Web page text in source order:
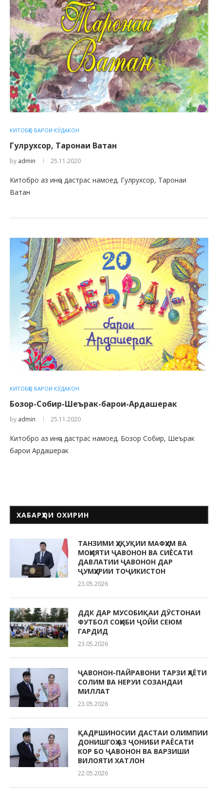
КИТОБҲО БАРОИ КӮДАКОН
Гулрухсор, Таронаи Ватан
by admin 25.11.2020
Китобро аз инҷо дастрас намоед. Гулрухсор, Таронаи
Ватан
КИТОБҲО БАРОИ КӮДАКОН
Бозор-Собир-Шеърак-барои-Ардашерак
by admin 25.11.2020
Китобро аз инҷо дастрас намоед. Бозор Собир, Шеърак
барои Ардашерак
ХАБАРҲОИ ОХИРИН
ТАНЗИМИ ҲУҚУҚИИ МАФҲУМ ВА
МОҲИЯТИ ҶАВОНОН ВА СИЁСАТИ
ДАВЛАТИИ ҶАВОНОН ДАР
ҶУМҲУРИИ ТОҶИКИСТОН
23.05.2026
ДДК ДАР МУСОБИҚАИ ДӮСТОНАИ
ФУТБОЛ СОҲИБИ ҶОЙИ СЕЮМ
ГАРДИД
23.05.2026
ҶАВОНОН-ПАЙРАВОНИ ТАРЗИ ҲАЁТИ
СОЛИМ ВА НЕРУИ СОЗАНДАИ
МИЛЛАТ
23.05.2026
ҚАДРШИНОСИИ ДАСТАИ ОЛИМПИИ
ДОНИШГОҲ АЗ ҶОНИБИ РАЁСАТИ
КОР БО ҶАВОНОН ВА ВАРЗИШИ
ВИЛОЯТИ ХАТЛОН
22.05.2026